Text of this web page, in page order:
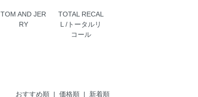
TOM AND JER
RY
TOTAL RECAL
L /トータルリ
コール
おすすめ順 | 価格順 | 新着順